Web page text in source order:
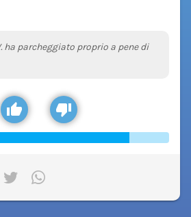
ha parcheggiato proprio a pene di